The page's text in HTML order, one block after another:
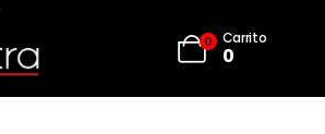
0 Carrito
0